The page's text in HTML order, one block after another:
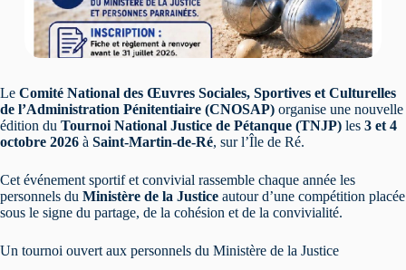
Le Comité National des Œuvres Sociales, Sportives et Culturelles
de l’Administration Pénitentiaire (CNOSAP) organise une nouvelle
édition du Tournoi National Justice de Pétanque (TNJP) les 3 et 4
octobre 2026 à Saint-Martin-de-Ré, sur l’Île de Ré.
Cet événement sportif et convivial rassemble chaque année les
personnels du Ministère de la Justice autour d’une compétition placée
sous le signe du partage, de la cohésion et de la convivialité.
Un tournoi ouvert aux personnels du Ministère de la Justice